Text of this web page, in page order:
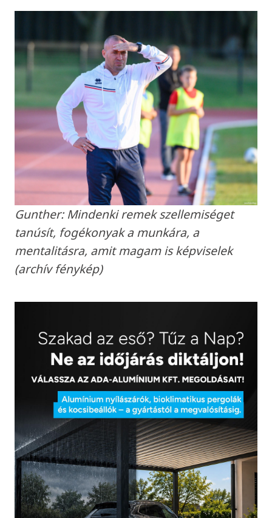
Gunther: Mindenki remek szellemiséget
tanúsít, fogékonyak a munkára, a
mentalitásra, amit magam is képviselek
(archív fénykép)